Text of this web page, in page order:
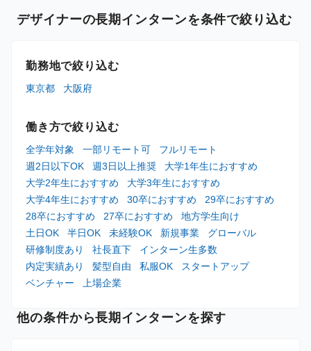
デザイナーの長期インターンを条件で絞り込む
勤務地で絞り込む
東京都 大阪府
働き方で絞り込む
全学年対象 一部リモート可
フルリモート
週2日以下OK
週3日以上推奨
大学1年生におすすめ
大学2年生におすすめ
大学3年生におすすめ
大学4年生におすすめ
30卒におすすめ
29卒におすすめ
28卒におすすめ
27卒におすすめ
地方学生向け
土日OK
半日OK 未経験OK 新規事業
グローバル
研修制度あり
社長直下
インターン生多数
内定実績あり
髪型自由 私服OK
スタートアップ
ベンチャー
上場企業
他の条件から長期インターンを探す